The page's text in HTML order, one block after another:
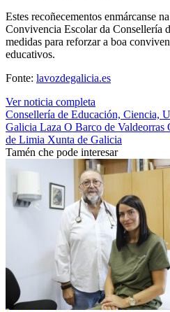
Estes recoñecementos enmárcanse
Convivencia Escolar da Consellería
medidas para reforzar a boa
educativos.
Fonte: lavozdegalicia.es
Ver noticia completa
Consellería de Educación, Ciencia,
Galicia Laza O Barco de Valdeorras
de Limia Xunta de Galicia
Tamén che pode interesar